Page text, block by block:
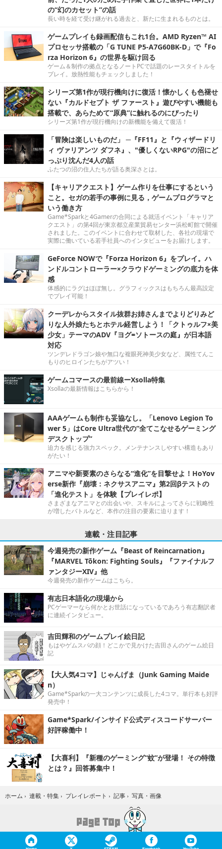
の“幻のカセット”の話
長い時を経て受け継がれる過去と、新たに生まれるものとは。
ゲームプレイも録画配信もこれ1台。AMD Ryzen™ AI
プロセッサ搭載の「G TUNE P5-A7G60BK-D」で『Fo
rza Horizon 6』の世界を駆け回る
ゲーム＆制作の拠点となるノートPCで話題のレースタイトルを
プレイ。放熱性能もチェックしました！
シリーズ第1作が現行機向けに復活！懐かしくも色褪せ
ない『カルドセプト ザ ファースト』遊びやすい機能も
搭載で、あらためて“原典”に触れるのにぴったり
シリーズ第1作が現行機向けの新機能を備えて復活！
「冒険は楽しいものだ」 ─『FF11』と『ウィザードリ
ィ ヴァリアンツ ダフネ』、"優しくないRPG"の沼にど
っぷり沈んだ4人の話
ふたつの沼の住人たちが語る奥深さとは。
【キャリアクエスト】ゲーム作りを仕事にするという
こと。セガの若手の事例に見る，ゲームプログラマと
いう働き方
Game*Sparkと4Gamerの合同による就活イベント「キャリア
クエスト」の第4回が東京都立産業貿易センター浜松町館で開催
されました。このイベントに合わせて取材した、各社の現場で
実際に働いている若手社員へのインタビューをお届けします。
GeForce NOWで『Forza Horizon 6』をプレイ。ハ
ンドルコントローラー×クラウドゲーミングの底力を体
感
体感的にラグはほぼ無し。グラフィックスはもちろん最高設定
でプレイ可能！
クーデレからスタイル抜群お姉さんまでよりどりみど
りな人外娘たちとホテル経営しよう！「クトゥルフ×美
少女」テーマのADV『ヨグ=ソトースの庭』が日本語
対応
ツンデレドラゴン娘や無口な複眼死神美少女など、属性てんこ
もりのヒロインたちがアツい！
ゲームコマースの最前線ーXsolla特集
Xsollaの最新情報はこちらから！
AAAゲームも制作も妥協なし。「Lenovo Legion To
wer 5」はCore Ultra世代の“全てこなせるゲーミング
デスクトップ”
迫力を感じる強力スペック。メンテナンスしやすい構造もあり
がたい！
アニマや新要素のさらなる“進化”を目撃せよ！HoYov
erse新作『崩壊：ネクサスアニマ』第2回βテストの
「進化テスト」を体験【プレイレポ】
さまざまなアニマとの出会いや、スキルによってさらに戦略性
が増したバトルなど、本作の注目の要素に迫ります！
連載・注目記事
今週発売の新作ゲーム『Beast of Reincarnation』
『MARVEL Tōkon: Fighting Souls』『ファイナルフ
ァンタジーXIV』他
今週発売の新作ゲームはこちら。
有志日本語化の現場から
PCゲーマーなら何かとお世話になっているであろう有志翻訳者
に連続インタビュー。
吉田輝和のゲームプレイ絵日記
もはやゲムスパの顔！どこかで見かけた吉田さんのゲーム絵日
記
【大人気4コマ】じゃんげま（Junk Gaming Maide
n）
Game*Sparkの一大コンテンツに成長した4コマ。単行本も好評
発売中！
Game*Spark/インサイド公式ディスコードサーバー
好評稼働中！
【大喜利】『新種のゲーミング“蚊”が登場！ その特徴
とは？』回答募集中！
ホーム › 連載・特集 › プレイレポート › 記事 › 写真・画像